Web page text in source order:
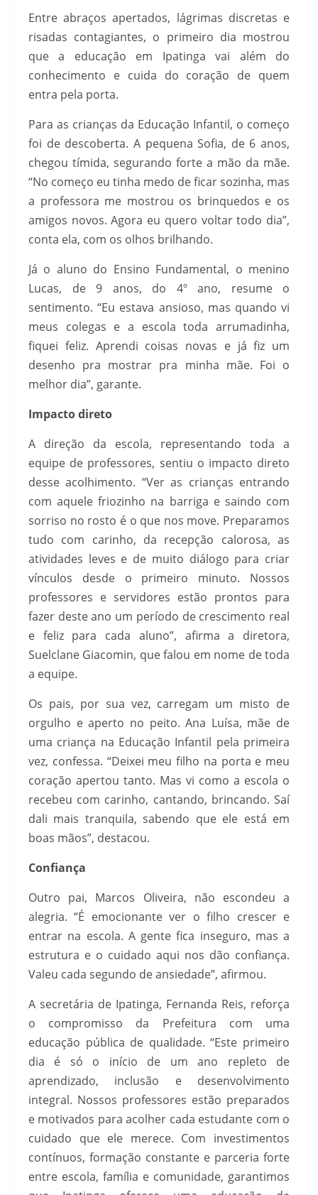
Entre abraços apertados, lágrimas discretas e
risadas contagiantes, o primeiro dia mostrou
que a educação em Ipatinga vai além do
conhecimento e cuida do coração de quem
entra pela porta.
Para as crianças da Educação Infantil, o começo
foi de descoberta. A pequena Sofia, de 6 anos,
chegou tímida, segurando forte a mão da mãe.
“No começo eu tinha medo de ficar sozinha, mas
a professora me mostrou os brinquedos e os
amigos novos. Agora eu quero voltar todo dia”,
conta ela, com os olhos brilhando.
Já o aluno do Ensino Fundamental, o menino
Lucas, de 9 anos, do 4º ano, resume o
sentimento. “Eu estava ansioso, mas quando vi
meus colegas e a escola toda arrumadinha,
fiquei feliz. Aprendi coisas novas e já fiz um
desenho pra mostrar pra minha mãe. Foi o
melhor dia”, garante.
Impacto direto
A direção da escola, representando toda a
equipe de professores, sentiu o impacto direto
desse acolhimento. “Ver as crianças entrando
com aquele friozinho na barriga e saindo com
sorriso no rosto é o que nos move. Preparamos
tudo com carinho, da recepção calorosa, as
atividades leves e de muito diálogo para criar
vínculos desde o primeiro minuto. Nossos
professores e servidores estão prontos para
fazer deste ano um período de crescimento real
e feliz para cada aluno”, afirma a diretora,
Suelclane Giacomin, que falou em nome de toda
a equipe.
Os pais, por sua vez, carregam um misto de
orgulho e aperto no peito. Ana Luísa, mãe de
uma criança na Educação Infantil pela primeira
vez, confessa. “Deixei meu filho na porta e meu
coração apertou tanto. Mas vi como a escola o
recebeu com carinho, cantando, brincando. Saí
dali mais tranquila, sabendo que ele está em
boas mãos”, destacou.
Confiança
Outro pai, Marcos Oliveira, não escondeu a
alegria. “É emocionante ver o filho crescer e
entrar na escola. A gente fica inseguro, mas a
estrutura e o cuidado aqui nos dão confiança.
Valeu cada segundo de ansiedade”, afirmou.
A secretária de Ipatinga, Fernanda Reis, reforça
o compromisso da Prefeitura com uma
educação pública de qualidade. “Este primeiro
dia é só o início de um ano repleto de
aprendizado, inclusão e desenvolvimento
integral. Nossos professores estão preparados
e motivados para acolher cada estudante com o
cuidado que ele merece. Com investimentos
contínuos, formação constante e parceria forte
entre escola, família e comunidade, garantimos